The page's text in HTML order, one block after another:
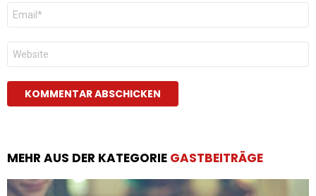
E-
Mail
*
Website
MEHR AUS DER KATEGORIE GASTBEITRÄGE